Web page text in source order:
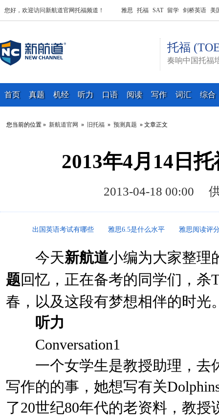
您好，欢迎访问新航道官网托福频道！ 雅思 托福 SAT 留学 剑桥英语 美
托福
奏响中国托福
首页 真题 机经 听力 口语 阅读 写作 词汇 综合
您当前的位置 » 新航道官网 » 旧托福 » 预测真题 » 文章正文
2013年4月14日
2013-04-18 00:00
出国英语考试有哪些 雅思6.5是什么水平 雅思阅读评
今天新航道小编为大家整理
题回忆，正在备考的同学们，
春，以及这段有梦想相伴的时光
听力
Conversation1
一个女学生是教授助理，去
写作的的事，她想写有关
了20世纪80年代的老资料，教授